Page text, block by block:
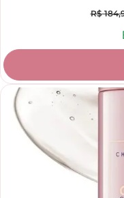
R$